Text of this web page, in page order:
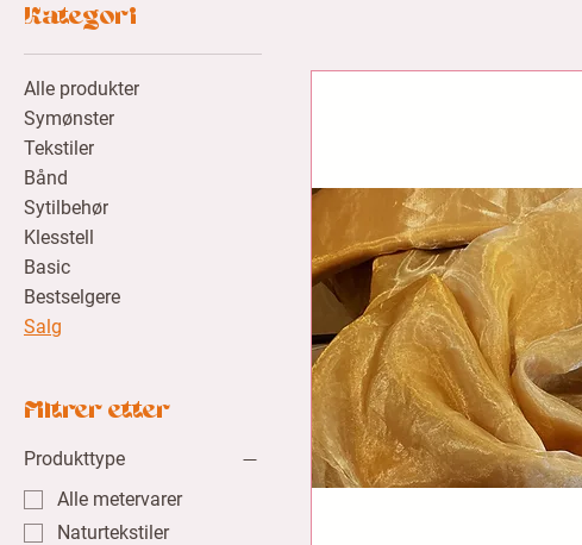
Kategori
Alle produkter
Symønster
Tekstiler
Bånd
Sytilbehør
Klesstell
Basic
Bestselgere
Salg
Filtrer etter
Produkttype
Alle metervarer
Naturtekstiler